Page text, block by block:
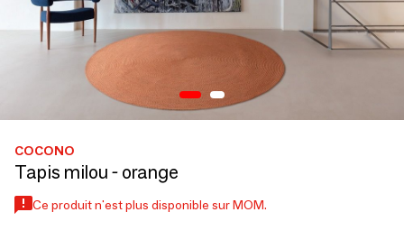
COCONO
Tapis milou - orange
Ce produit n'est plus disponible sur MOM.